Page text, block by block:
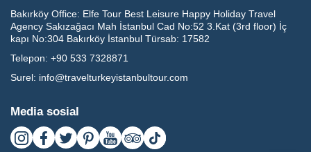
Bakırköy Office: Elfe Tour Best Leisure Happy Holiday Travel
Agency Sakızağacı Mah İstanbul Cad No:52 3.Kat (3rd floor) İç
kapı No:304 Bakırköy İstanbul Türsab: 17582
Telepon: +90 533 7328871
Surel: info@travelturkeyistanbultour.com
Media sosial